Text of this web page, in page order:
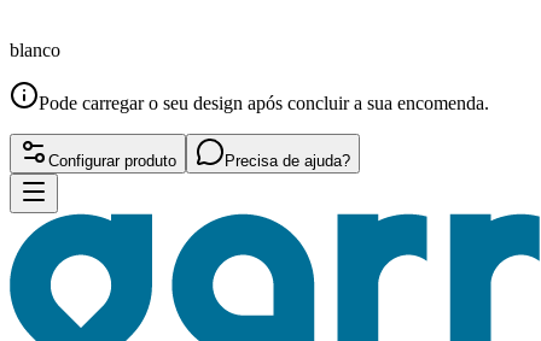
blanco
Pode carregar o seu design após concluir a sua encomenda.
Configurar produto Precisa de ajuda?